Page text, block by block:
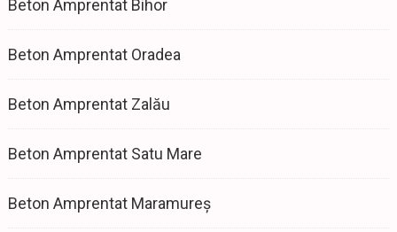
Beton Amprentat Bihor
Beton Amprentat Oradea
Beton Amprentat Zalău
Beton Amprentat Satu Mare
Beton Amprentat Maramureș